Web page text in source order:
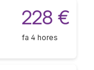
228 €
fa 4 hores